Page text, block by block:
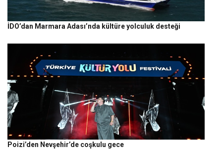
İDO’dan Marmara Adası’nda kültüre yolculuk desteği
Poizi’den Nevşehir’de coşkulu gece